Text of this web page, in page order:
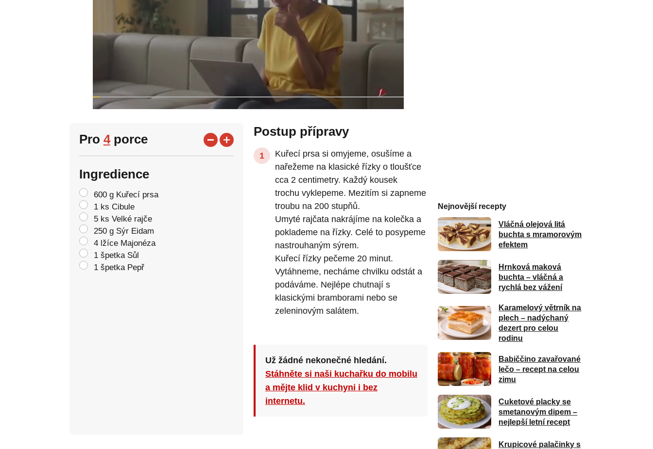
Pro 4porce
Ingredience
600 g Kuřecí prsa
1 ks Cibule
5 ks Velké rajče
250 g Sýr Eidam
4 lžíce Majonéza
1 špetka Sůl
1 špetka Pepř
Postup přípravy
Kuřecí prsa si omyjeme, osušíme a
nařežeme na klasické řízky o tloušťce
cca 2 centimetry. Každý kousek
trochu vyklepeme. Mezitím si zapneme
troubu na 200 stupňů.
Umyté rajčata nakrájíme na kolečka a
poklademe na řízky. Celé to posypeme
nastrouhaným sýrem.
Kuřecí řízky pečeme 20 minut.
Vytáhneme, necháme chvilku odstát a
podáváme. Nejlépe chutnají s
klasickými bramborami nebo se
zeleninovým salátem.
Už žádné nekonečné hledání.
Stáhněte si naši kuchařku do mobilu
a mějte klid v kuchyni i bez
internetu.
Nejnovější recepty
Vláčná olejová litá
buchta s mramorovým
efektem
Hrnková maková
buchta – vláčná a
rychlá bez vážení
Karamelový větrník na
plech – nadýchaný
dezert pro celou
rodinu
Babiččino zavařované
lečo – recept na celou
zimu
Cuketové placky se
smetanovým dipem –
nejlepší letní recept
Krupicové palačinky s